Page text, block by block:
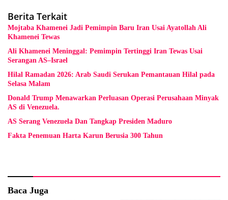
Berita Terkait
Mojtaba Khamenei Jadi Pemimpin Baru Iran Usai Ayatollah Ali
Khamenei Tewas
Ali Khamenei Meninggal: Pemimpin Tertinggi Iran Tewas Usai
Serangan AS–Israel
Hilal Ramadan 2026: Arab Saudi Serukan Pemantauan Hilal pada
Selasa Malam
Donald Trump Menawarkan Perluasan Operasi Perusahaan Minyak
AS di Venezuela.
AS Serang Venezuela Dan Tangkap Presiden Maduro
Fakta Penemuan Harta Karun Berusia 300 Tahun
Baca Juga